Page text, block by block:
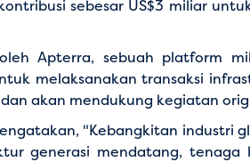
sebesar US$3 miliar
Apterra, sebuah platform
melaksanakan transaksi
akan mendukung kegiatan
"Kebangkitan industri
generasi mendatang,